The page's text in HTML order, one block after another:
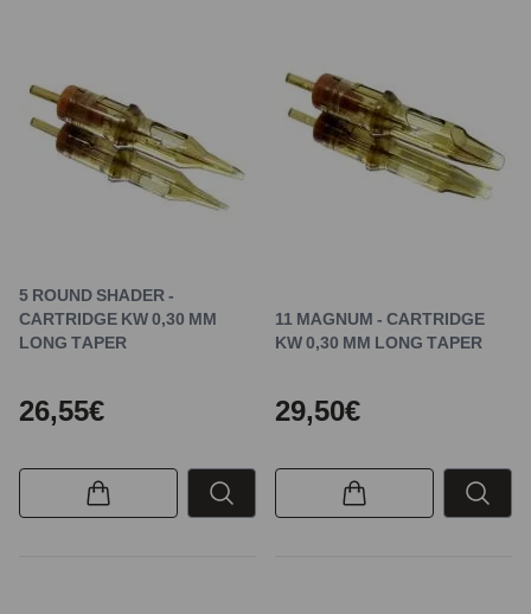
5 ROUND SHADER -
CARTRIDGE KW 0,30 MM
LONG TAPER
26,55€
11 MAGNUM - CARTRIDGE
KW 0,30 MM LONG TAPER
29,50€